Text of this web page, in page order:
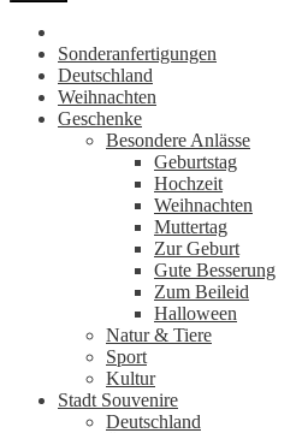
Sonderanfertigungen
Deutschland
Weihnachten
Geschenke
Besondere Anlässe
Geburtstag
Hochzeit
Weihnachten
Muttertag
Zur Geburt
Gute Besserung
Zum Beileid
Halloween
Natur & Tiere
Sport
Kultur
Stadt Souvenire
Deutschland